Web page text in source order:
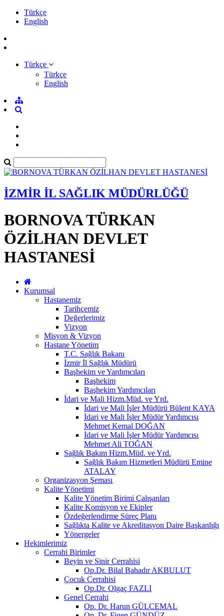
Türkçe
English
Türkçe
Türkçe
English
İZMİR İL SAĞLIK MÜDÜRLÜĞÜ
BORNOVA TÜRKAN
ÖZİLHAN DEVLET
HASTANESİ
Kurumsal
Hastanemiz
Tarihçemiz
Değerlerimiz
Vizyon
Misyon & Vizyon
Hastane Yönetim
T.C. Sağlık Bakanı
İzmir İl Sağlık Müdürü
Başhekim ve Yardımcıları
Başhekim
Başhekim Yardımcıları
İdari ve Mali Hizm.Müd. ve Yrd.
İdari ve Mali İşler Müdürü Bülent KAYA
İdari ve Mali İşler Müdür Yardımcısı
Mehmet Kemal DOĞAN
İdari ve Mali İşler Müdür Yardımcısı
Mehmet Ali TOĞAN
Sağlık Bakım Hizm.Müd. ve Yrd.
Sağlık Bakım Hizmetleri Müdürü Emine
ATALAY
Organizasyon Şeması
Kalite Yönetimi
Kalite Yönetim Birimi Çalışanları
Kalite Komisyon ve Ekipler
Özdeğerlendirme Süreç Planı
Sağlıkta Kalite ve Akreditasyon Daire Başkanlığı
Yönergeler
Hekimlerimiz
Cerrahi Birimler
Beyin ve Sinir Cerrahisi
Op.Dr. Bilal Bahadır AKBULUT
Çocuk Cerrahisi
Op.Dr. Olgaç FAZLI
Genel Cerrahi
Op. Dr. Harun GÜLCEMAL